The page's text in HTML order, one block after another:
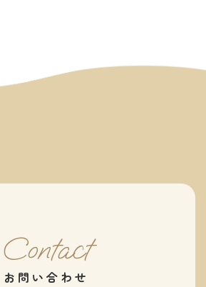
Contact
お問い合わせ